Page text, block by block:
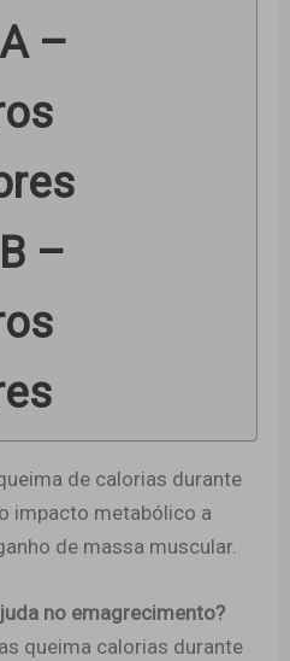
–
–
de calorias durante
impacto metabólico a
de massa muscular.
no emagrecimento?
queima calorias durante